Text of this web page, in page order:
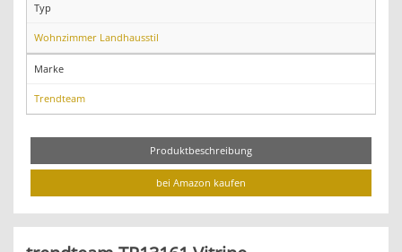
Typ
Wohnzimmer Landhausstil
Marke
Trendteam
Produktbeschreibung
bei Amazon kaufen